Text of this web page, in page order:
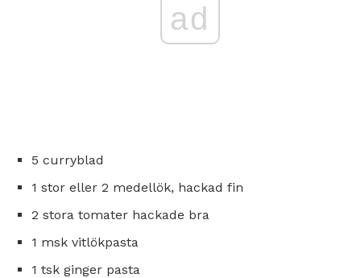
ad
5 curryblad
1 stor eller 2 medellök, hackad fin
2 stora tomater hackade bra
1 msk vitlökpasta
1 tsk ginger pasta